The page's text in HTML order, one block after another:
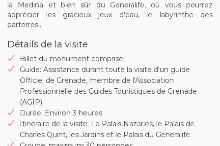
la Medina et bien sûr du Generalife, où vous pourrez
apprécier les gracieux jeux d'eau, le labyrinthe des
parterres...
Détails de la visite
Billet du monument comprise.
Guide: Assistance durant toute la visite d'un guide
Officiel de Grenade, membre de l'Association
Professionnelle des Guides Touristiques de Grenade
(AGIP).
Durée: Environ 3 heures
Itinéraire de la visite: Le Palais Nazaries, le Palais de
Charles Quint, les Jardins et le Palais du Generalife.